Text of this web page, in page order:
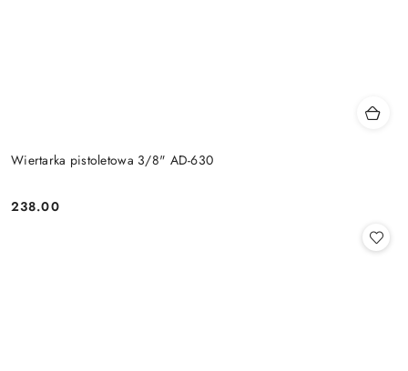
Wiertarka pistoletowa 3/8" AD-630
Cena:
238.00